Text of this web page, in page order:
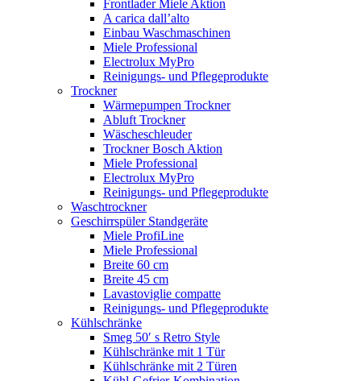
Frontlader Miele Aktion
A carica dall’alto
Einbau Waschmaschinen
Miele Professional
Electrolux MyPro
Reinigungs- und Pflegeprodukte
Trockner
Wärmepumpen Trockner
Abluft Trockner
Wäscheschleuder
Trockner Bosch Aktion
Miele Professional
Electrolux MyPro
Reinigungs- und Pflegeprodukte
Waschtrockner
Geschirrspüler Standgeräte
Miele ProfiLine
Miele Professional
Breite 60 cm
Breite 45 cm
Lavastoviglie compatte
Reinigungs- und Pflegeprodukte
Kühlschränke
Smeg 50′ s Retro Style
Kühlschränke mit 1 Tür
Kühlschränke mit 2 Türen